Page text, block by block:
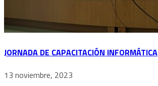
JORNADA DE CAPACITACIÓN INFORMÁTICA
13 noviembre, 2023